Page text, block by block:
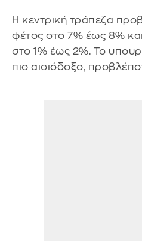
Η κεντρική τράπεζα
φέτος στο 7% έως 8%
στο 1% έως 2%. Το
πιο αισιόδοξο,